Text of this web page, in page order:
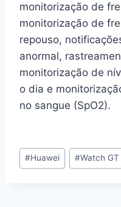
monitorização de
monitorização de
repouso,
anormal,
monitorização de
o dia e
no sangue (SpO2).
Post
Tags:
#Huawei #Watch